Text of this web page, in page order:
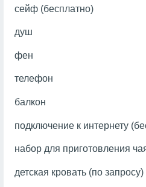
сейф (бесплатно)
душ
фен
телефон
балкон
подключение к интернету
набор для приготовления
детская кровать (по запросу)